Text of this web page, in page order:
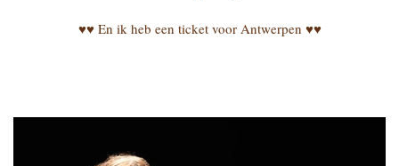
♥♥ En ik heb een ticket voor Antwerpen ♥♥